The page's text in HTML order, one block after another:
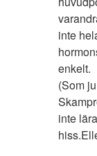
inte
enkelt.
(Som
inte